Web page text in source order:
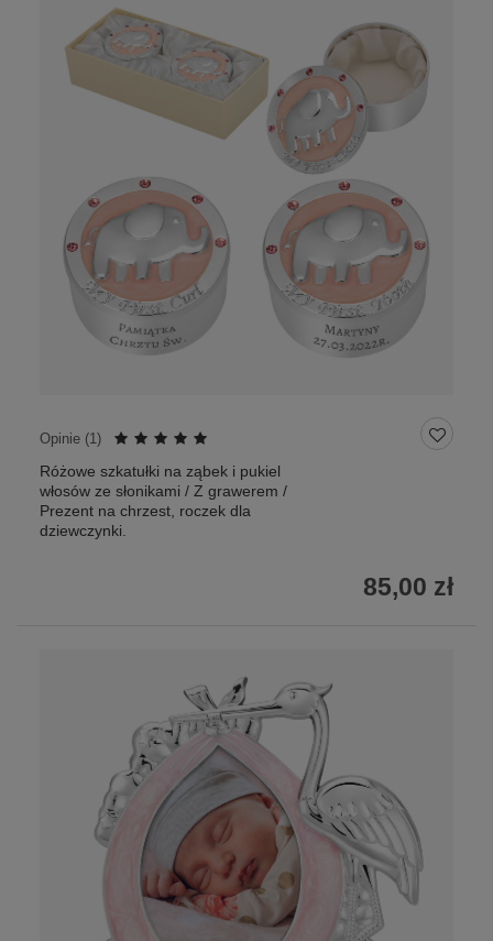
Opinie (1)
Różowe szkatułki na ząbek i pukiel
włosów ze słonikami / Z grawerem /
Prezent na chrzest, roczek dla
dziewczynki.
85,00 zł